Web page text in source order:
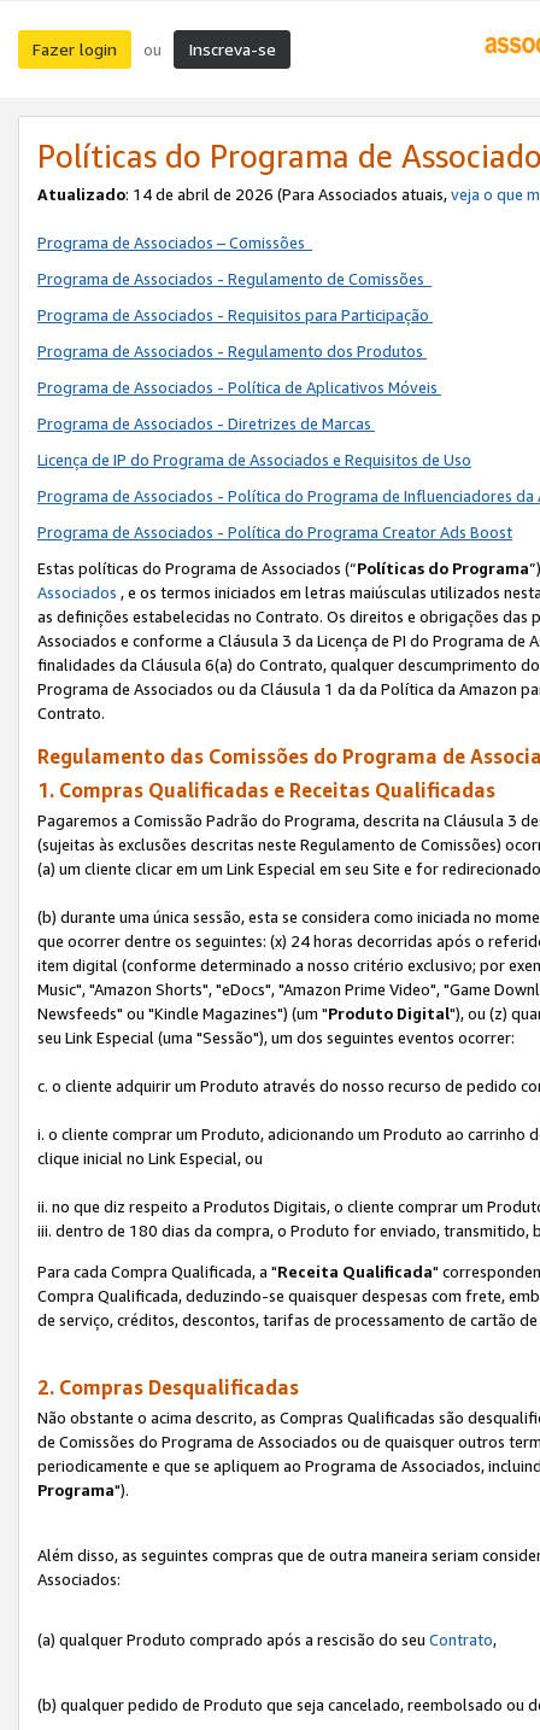
Fazer login ou Inscreva-se
Políticas do Programa de
Atualizado: 14 de abril de 2026 (Para Associados atuais,veja o que
Programa de Associados – Comissões
Programa de Associados - Regulamento de Comissões
Programa de Associados - Requisitos para Participação
Programa de Associados - Regulamento dos Produtos
Programa de Associados - Política de Aplicativos Móveis
Programa de Associados - Diretrizes de Marcas
Licença de IP do Programa de Associados e Requisitos de Uso
Programa de Associados - Política do Programa de Influenciadores
Programa de Associados - Política do Programa Creator Ads Boost
Estas políticas do Programa de Associados (“Políticas do Programa
Associados , e os termos iniciados em letras maiúsculas utilizados
as definições estabelecidas no Contrato. Os direitos e obrigações
Associados e conforme a Cláusula 3 da Licença de PI do Programa
finalidades da Cláusula 6(a) do Contrato, qualquer descumprimento
Programa de Associados ou da Cláusula 1 da da Política da Amazon
Contrato.
Regulamento das Comissões do Programa de
1. Compras Qualificadas e Receitas Qualificadas
Pagaremos a Comissão Padrão do Programa, descrita na Cláusula 3
(sujeitas às exclusões descritas neste Regulamento de Comissões)
(a) um cliente clicar em um Link Especial em seu Site e for
(b) durante uma única sessão, esta se considera como iniciada no
que ocorrer dentre os seguintes: (x) 24 horas decorridas após o
item digital (conforme determinado a nosso critério exclusivo; por
Music", "Amazon Shorts", "eDocs", "Amazon Prime Video", "Game
Newsfeeds" ou "Kindle Magazines") (um "Produto Digital"), ou (z)
seu Link Especial (uma "Sessão"), um dos seguintes eventos ocorrer:
c. o cliente adquirir um Produto através do nosso recurso de pedido
i. o cliente comprar um Produto, adicionando um Produto ao
clique inicial no Link Especial, ou
ii. no que diz respeito a Produtos Digitais, o cliente comprar um
iii. dentro de 180 dias da compra, o Produto for enviado, transmitido,
Para cada Compra Qualificada, a "Receita Qualificada"
Compra Qualificada, deduzindo-se quaisquer despesas com frete,
de serviço, créditos, descontos, tarifas de processamento de cartão
2. Compras Desqualificadas
Não obstante o acima descrito, as Compras Qualificadas são
de Comissões do Programa de Associados ou de quaisquer outros
periodicamente e que se apliquem ao Programa de Associados,
Programa").
Além disso, as seguintes compras que de outra maneira seriam
Associados:
(a) qualquer Produto comprado após a rescisão do seu Contrato,
(b) qualquer pedido de Produto que seja cancelado, reembolsado ou